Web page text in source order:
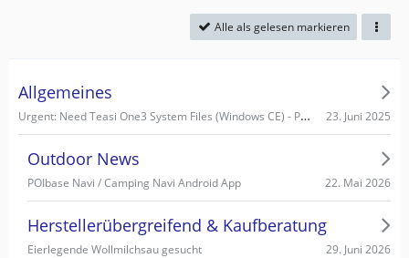
Alle als gelesen markieren
Allgemeines
Urgent: Need Teasi One3 System Files (Windows CE) - PC recognizes it as Mass Storage! 23. Juni 2025
Outdoor News
POIbase Navi / Camping Navi Android App 22. Mai 2026
Herstellerübergreifend & Kaufberatung
Eierlegende Wollmilchsau gesucht 29. Juni 2026